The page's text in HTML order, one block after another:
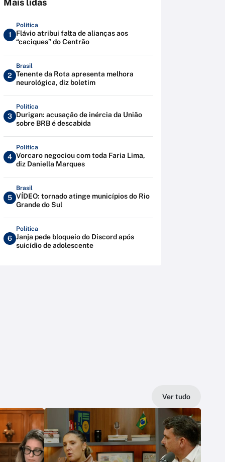
Mais lidas
1
Política
Flávio atribui falta de alianças aos
“caciques” do Centrão
2
Brasil
Tenente da Rota apresenta melhora
neurológica, diz boletim
3
Política
Durigan: acusação de inércia da União
sobre BRB é descabida
4
Política
Vorcaro negociou com toda Faria Lima,
diz Daniella Marques
5
Brasil
VÍDEO: tornado atinge municípios do Rio
Grande do Sul
6
Política
Janja pede bloqueio do Discord após
suicídio de adolescente
Ver tudo